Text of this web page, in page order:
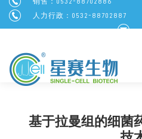
销售：0532-88702886
人力行政：0532-88702887
基于拉曼组的细菌